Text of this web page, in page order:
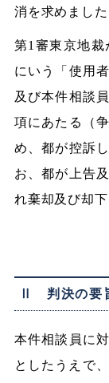
消を求めました
第1審東京地
にいう「使用
及び本件相談
項にあたる（
め、都が控訴
お、都が上告
れ棄却及び却
Ⅱ 判決の要
本件相談員に
としたうえで